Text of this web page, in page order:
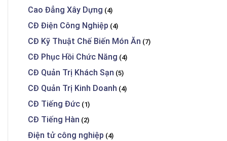
Cao Đẳng Xây Dựng (4)
CĐ Điện Công Nghiệp (4)
CĐ Kỹ Thuật Chế Biến Món Ăn (7)
CĐ Phục Hồi Chức Năng (4)
CĐ Quản Trị Khách Sạn (5)
CĐ Quản Trị Kinh Doanh (4)
CĐ Tiếng Đức (1)
CĐ Tiếng Hàn (2)
Điện tử công nghiệp (4)